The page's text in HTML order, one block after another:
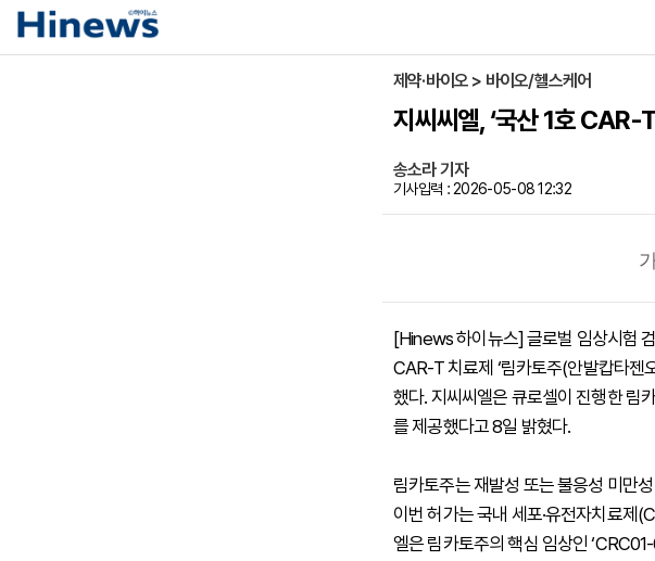
제약·바이오 > 바이오/헬스케어
지씨씨엘, ‘국산 1호 CAR-
송소라 기자
기사입력 : 2026-05-08 12:32
[Hinews 하이뉴스] 글로벌 임상시험
CAR-T 치료제 ‘림카토주(안발캅타젠
했다. 지씨씨엘은 큐로셀이 진행한 림
를 제공했다고 8일 밝혔다.
림카토주는 재발성 또는 불응성 미만
이번 허가는 국내 세포·유전자치료제
엘은 림카토주의 핵심 임상인